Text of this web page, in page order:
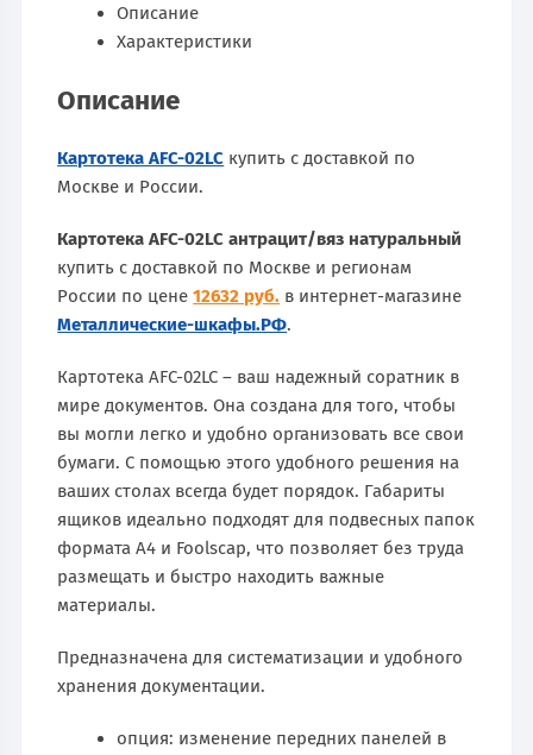
Описание
Характеристики
Описание
Картотека AFC-02LC купить с доставкой по
Москве и России.
Картотека AFC-02LC антрацит/вяз натуральный
купить с доставкой по Москве и регионам
России по цене12632 руб. в интернет-магазине
Металлические-шкафы.РФ.
Картотека AFC-02LC – ваш надежный соратник в
мире документов. Она создана для того, чтобы
вы могли легко и удобно организовать все свои
бумаги. С помощью этого удобного решения на
ваших столах всегда будет порядок. Габариты
ящиков идеально подходят для подвесных папок
формата A4 и Foolscap, что позволяет без труда
размещать и быстро находить важные
материалы.
Предназначена для систематизации и удобного
хранения документации.
опция: изменение передних панелей в